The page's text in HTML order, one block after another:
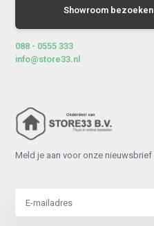
Showroom bezoeken
088 - 0555 333
info@store33.nl
Meld je aan voor onze nieuwsbrief